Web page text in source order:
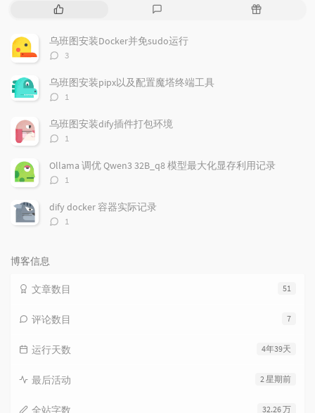
热
文
章
评
随
乌班图安装Docker并免sudo运行
评
数：
3
乌班图安装pipx以及配置魔塔终端工具
评
数：
1
乌班图安装dify插件打包环境
评
数：
1
Ollama 调优 Qwen3 32B_q8 模型最大化显存利用记录
评
数：
1
dify docker 容器实际记录
评1
博客信息
51
文章数目
7
评论数目
4年39天
运行天数
2 星期前
最后活动
32.26 万
全站字数